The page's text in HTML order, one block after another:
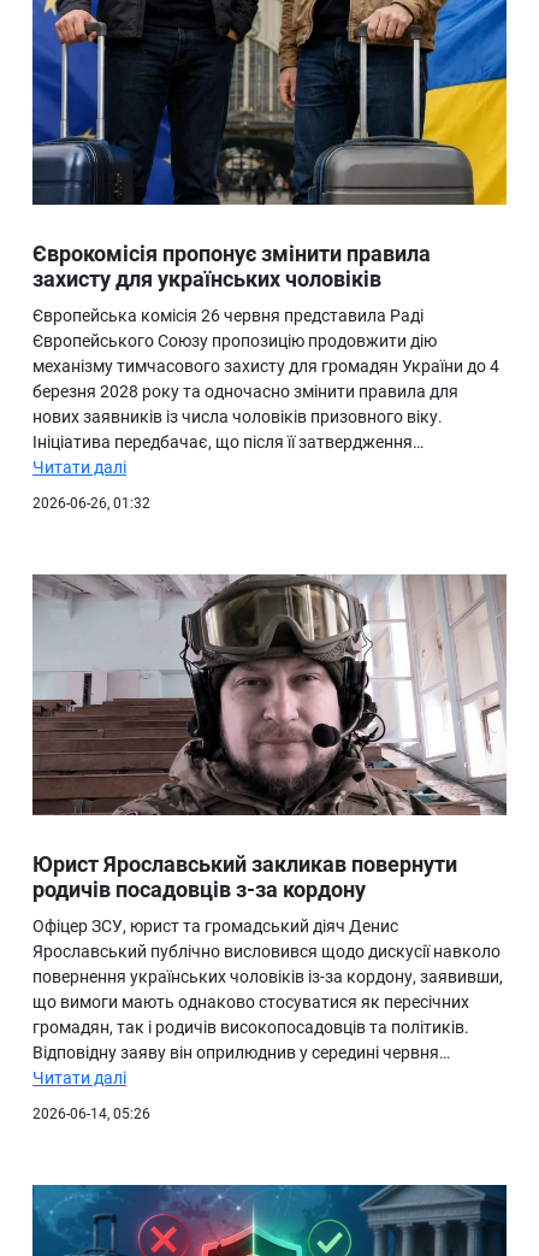
Єврокомісія пропонує змінити правила
захисту для українських чоловіків
Європейська комісія 26 червня представила Раді
Європейського Союзу пропозицію продовжити дію
механізму тимчасового захисту для громадян України до 4
березня 2028 року та одночасно змінити правила для
нових заявників із числа чоловіків призовного віку.
Ініціатива передбачає, що після її затвердження…
Читати далі
2026-06-26, 01:32
Юрист Ярославський закликав повернути
родичів посадовців з-за кордону
Офіцер ЗСУ, юрист та громадський діяч Денис
Ярославський публічно висловився щодо дискусії навколо
повернення українських чоловіків із-за кордону, заявивши,
що вимоги мають однаково стосуватися як пересічних
громадян, так і родичів високопосадовців та політиків.
Відповідну заяву він оприлюднив у середині червня…
Читати далі
2026-06-14, 05:26